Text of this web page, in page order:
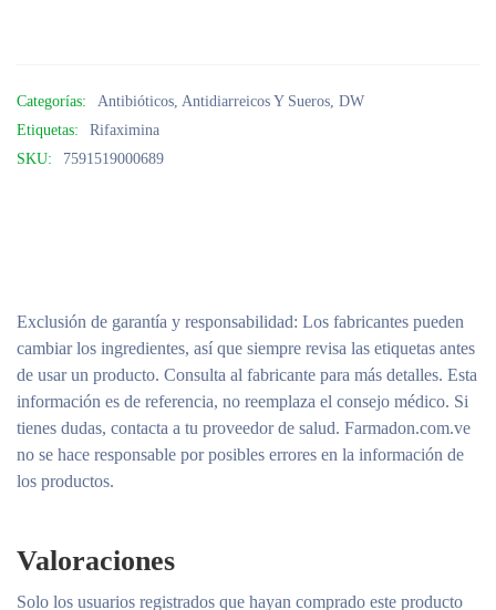
Categorías: Antibióticos, Antidiarreicos Y Sueros, DW
Etiquetas:
Rifaximina
SKU:
7591519000689
Exclusión de garantía y responsabilidad: Los fabricantes pueden
cambiar los ingredientes, así que siempre revisa las etiquetas antes
de usar un producto. Consulta al fabricante para más detalles. Esta
información es de referencia, no reemplaza el consejo médico. Si
tienes dudas, contacta a tu proveedor de salud. Farmadon.com.ve
no se hace responsable por posibles errores en la información de
los productos.
Valoraciones
Solo los usuarios registrados que hayan comprado este producto